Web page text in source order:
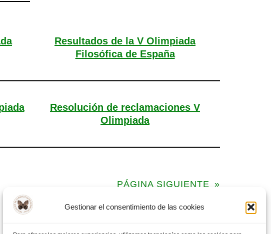
Gestionar el consentimiento de las cookies
Resultados de la V Olimpiada
Filosófica de España
Resolución de reclamaciones V
Olimpiada
PÁGINA SIGUIENTE »